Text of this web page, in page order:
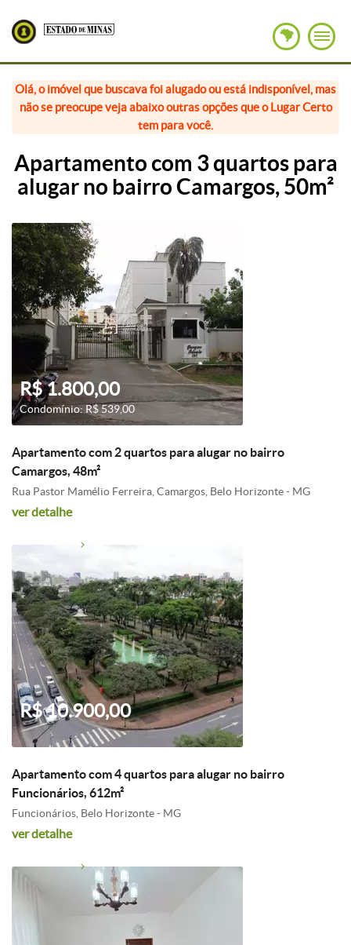
Olá, o imóvel que buscava foi alugado ou está indisponível, mas
não se preocupe veja abaixo outras opções que o Lugar Certo
tem para você.
Apartamento com 3 quartos para
alugar no bairro Camargos, 50m²
R$ 1.800,00
Condomínio: R$ 539,00
Apartamento com 2 quartos para alugar no bairro
Camargos, 48m²
Rua Pastor Mamélio Ferreira, Camargos, Belo Horizonte - MG
ver detalhe
R$ 10.900,00
Apartamento com 4 quartos para alugar no bairro
Funcionários, 612m²
Funcionários, Belo Horizonte - MG
ver detalhe